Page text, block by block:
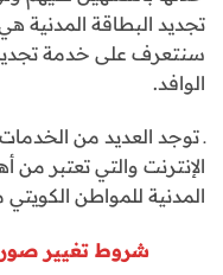
تجديد البطاقة المدنية
سنتعرف على خدمة تجديد
الوافد.
ـ توجد العديد من
الإنترنت والتي تعتبر
المدنية للمواطن
شروط تغيير